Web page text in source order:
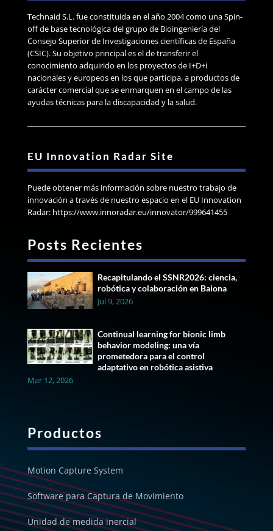
Technaid S.L. fue constituida en el año 2004 como una Spin-
off de base tecnológica del grupo de Bioingeniería del
Consejo Superior de Investigaciones científicas de España
(CSIC). Su objetivo principal es el de transferir el
conocimiento adquirido en los proyectos de I+D+i
nacionales y europeos en los que participa, a productos de
carácter comercial que se enmarquen en el campo de las
ayudas técnicas para la discapacidad y la salud.
EU Innovation Radar Site
Puede obtener más información sobre nuestro trabajo de
innovación a través de nuestro espacio en el EU Innovation
Radar: https://www.innoradar.eu/innovator/999641455
Posts Recientes
Recapitulando el SSNR2026: ciencia,
robótica y colaboración en Baiona
Jul 9, 2026
Continual learning for bionic limb
behavior modeling: una vía
prometedora para el control
adaptativo en robótica asistiva
Mar 12, 2026
Productos
Motion Capture System
Software para Captura de Movimiento
Unidad de medida inercial